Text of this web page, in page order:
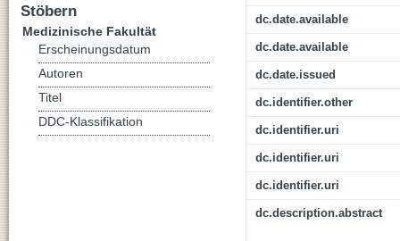
dc.date.available
dc.date.available
dc.date.issued
dc.identifier.other
dc.identifier.uri
dc.identifier.uri
dc.identifier.uri
dc.description.abstract
Stöbern
Medizinische Fakultät
Erscheinungsdatum
Autoren
Titel
DDC-Klassifikation